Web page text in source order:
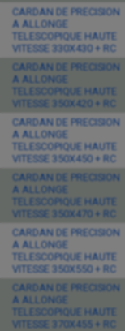
CARDAN DE PRECISION
A ALLONGE
TELESCOPIQUE HAUTE
VITESSE 330X430 + RC
CARDAN DE PRECISION
A ALLONGE
TELESCOPIQUE HAUTE
VITESSE 350X420 + RC
CARDAN DE PRECISION
A ALLONGE
TELESCOPIQUE HAUTE
VITESSE 350X450 + RC
CARDAN DE PRECISION
A ALLONGE
TELESCOPIQUE HAUTE
VITESSE 350X470 + RC
CARDAN DE PRECISION
A ALLONGE
TELESCOPIQUE HAUTE
VITESSE 350X550 + RC
CARDAN DE PRECISION
A ALLONGE
TELESCOPIQUE HAUTE
VITESSE 370X455 + RC